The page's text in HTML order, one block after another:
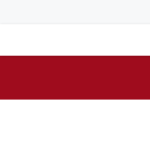
Perú